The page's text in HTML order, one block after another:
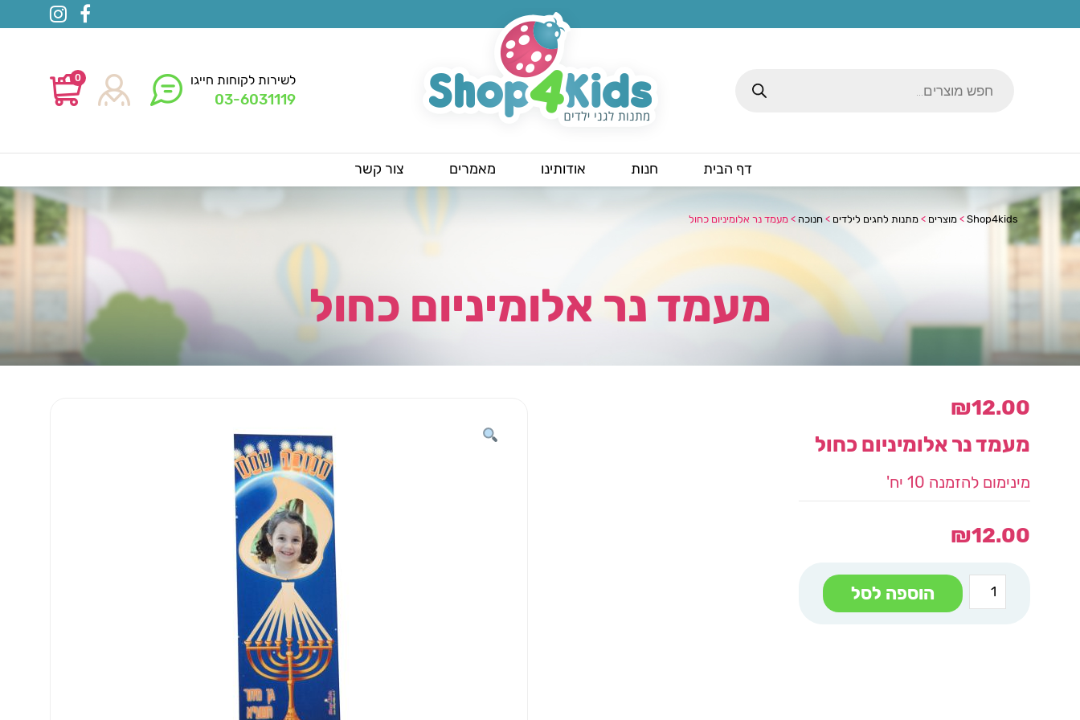
search
לשירות לקוחות חייגו
03-6031119
0
דף הבית חנות אודותינו מאמרים צור קשר
Shop4kids
> מוצרים > מתנות לחגים לילדים > חנוכה > מעמד נר אלומיניום כחול
מעמד נר אלומיניום כחול
₪12.00
מעמד נר אלומיניום כחול
מינימום להזמנה 10 יח'
₪12.00
כמות
של
מעמד
הוספה לסל